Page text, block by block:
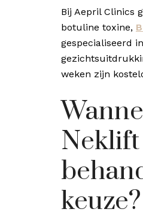
Bij Aepril Clinics
botuline toxine,
gespecialiseerd
weken zijn
keuze?